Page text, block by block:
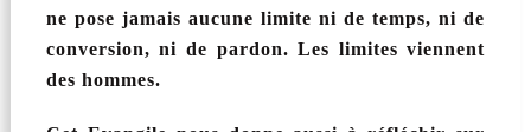
ne pose jamais aucune limite ni de temps, ni de
conversion, ni de pardon. Les limites viennent
des hommes.